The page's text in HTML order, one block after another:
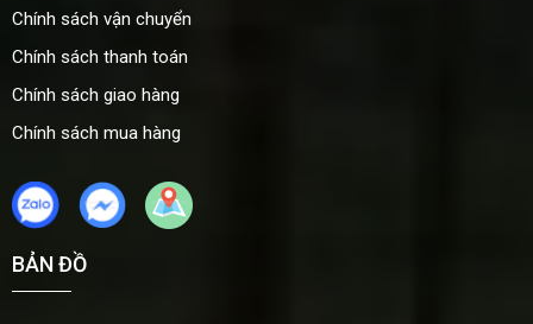
Chính sách vận chuyển
Chính sách thanh toán
Chính sách giao hàng
Chính sách mua hàng
BẢN ĐỒ